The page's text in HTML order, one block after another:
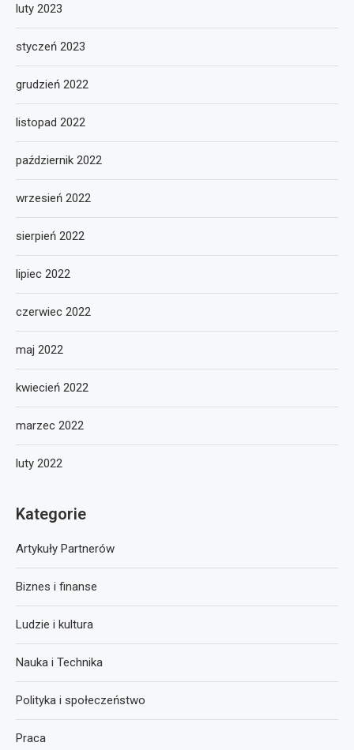
luty 2023
styczeń 2023
grudzień 2022
listopad 2022
październik 2022
wrzesień 2022
sierpień 2022
lipiec 2022
czerwiec 2022
maj 2022
kwiecień 2022
marzec 2022
luty 2022
Kategorie
Artykuły Partnerów
Biznes i finanse
Ludzie i kultura
Nauka i Technika
Polityka i społeczeństwo
Praca